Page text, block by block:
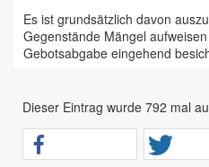
Es ist grundsätzlich davon
Gegenstände Mängel
Gebotsabgabe eingehend
dass sämtliche zum Verkauf
Bei allen zum Verkauf
ist davon auszugehen, dass
unerheblichen Vorschaden
Dieser Eintrag wurde 792 mal